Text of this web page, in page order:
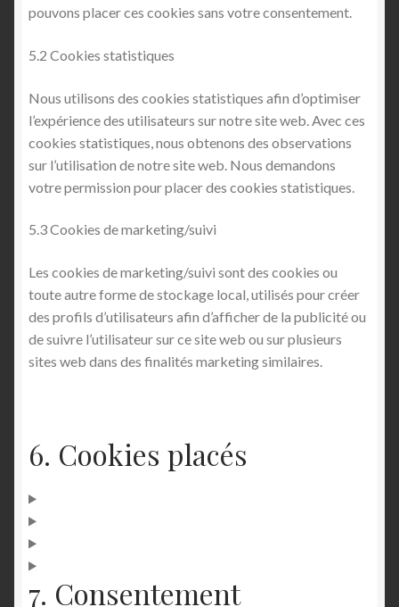
pouvons placer ces cookies sans votre consentement.
5.2 Cookies statistiques
Nous utilisons des cookies statistiques afin d’optimiser
l’expérience des utilisateurs sur notre site web. Avec ces
cookies statistiques, nous obtenons des observations
sur l’utilisation de notre site web. Nous demandons
votre permission pour placer des cookies statistiques.
5.3 Cookies de marketing/suivi
Les cookies de marketing/suivi sont des cookies ou
toute autre forme de stockage local, utilisés pour créer
des profils d’utilisateurs afin d’afficher de la publicité ou
de suivre l’utilisateur sur ce site web ou sur plusieurs
sites web dans des finalités marketing similaires.
6. Cookies placés
7. Consentement